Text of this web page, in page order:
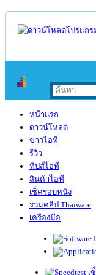
หน้าแรก
ดาวน์โหลด
ข่าวไอที
รีวิว
ทิปส์ไอที
สินค้าไอที
เช็ครอบหนัง
รวมคลิป Thaiware
เครื่องมือ
เ